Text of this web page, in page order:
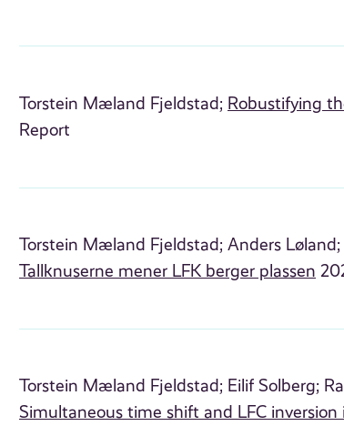
Torstein Mæland Fjeldstad; Robustifying
Report
Torstein Mæland Fjeldstad; Anders Løland;
Tallknuserne mener LFK berger plassen
Torstein Mæland Fjeldstad; Eilif Solberg;
Simultaneous time shift and LFC inversion